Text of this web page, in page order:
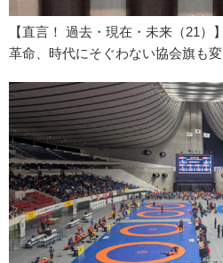
【直言！ 過去・現在・未来（21）
革命、時代にそぐわない協会旗も変